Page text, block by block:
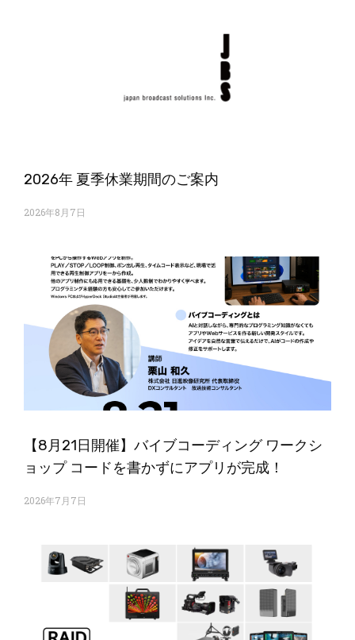
2026年 夏季休業期間のご案内
2026年8月7日
【8月21日開催】バイブコーディング ワークシ
ョップ コードを書かずにアプリが完成！
2026年7月7日